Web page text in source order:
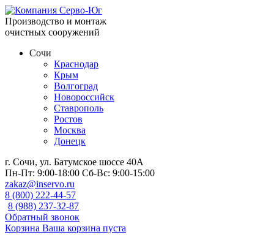
Производство и монтаж
очистных сооружений
Сочи
Краснодар
Крым
Волгоград
Новороссийск
Ставрополь
Ростов
Москва
Донецк
г. Сочи, ул. Батумское шоссе 40А
Пн-Пт: 9:00-18:00 Сб-Вс: 9:00-15:00
zakaz@inservo.ru
8 (800) 222-44-57
8 (988) 237-32-87
Обратный звонок
Корзина Ваша корзина пуста